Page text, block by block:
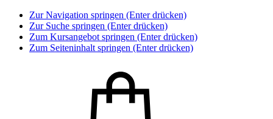
Zur Navigation springen (Enter drücken)
Zur Suche springen (Enter drücken)
Zum Kursangebot springen (Enter drücken)
Zum Seiteninhalt springen (Enter drücken)